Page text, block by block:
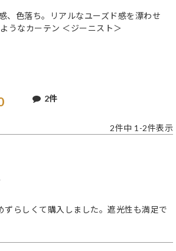
、色落ち。リアルなユーズド感を漂わせ
うなカーテン ＜ジーニスト＞
2
2件中 1 -2件表示
ずらしくて購入しました。遮光性も満足で